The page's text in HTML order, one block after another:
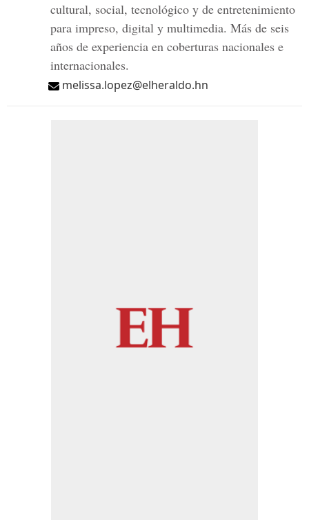
cultural, social, tecnológico y de entretenimiento
para impreso, digital y multimedia. Más de seis
años de experiencia en coberturas nacionales e
internacionales.
melissa.lopez@elheraldo.hn